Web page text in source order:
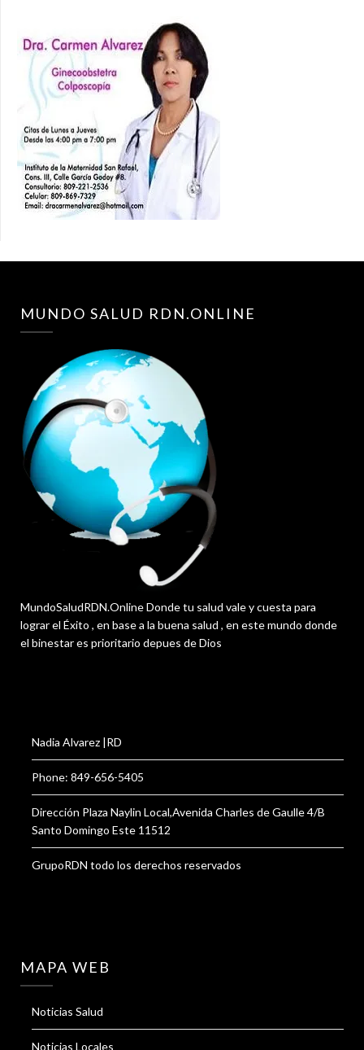
MUNDO SALUD RDN.ONLINE
MundoSaludRDN.Online Donde tu salud vale y cuesta para
lograr el Éxito , en base a la buena salud , en este mundo donde
el binestar es prioritario depues de Dios
Nadia Alvarez |RD
Phone: 849-656-5405
Dirección Plaza Naylin Local,Avenida Charles de Gaulle 4/B
Santo Domingo Este 11512
GrupoRDN todo los derechos reservados
MAPA WEB
Noticias Salud
Noticias Locales